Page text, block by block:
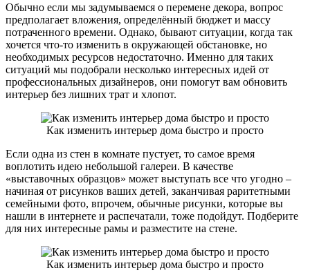
Обычно если мы задумываемся о перемене декора, вопрос
предполагает вложения, определённый бюджет и массу
потраченного времени. Однако, бывают ситуации, когда так
хочется что-то изменить в окружающей обстановке, но
необходимых ресурсов недостаточно. Именно для таких
ситуаций мы подобрали несколько интересных идей от
профессиональных дизайнеров, они помогут вам обновить
интерьер без лишних трат и хлопот.
Как изменить интерьер дома быстро и просто
Если одна из стен в комнате пустует, то самое время
воплотить идею небольшой галереи. В качестве
«выставочных образцов» может выступать все что угодно –
начиная от рисунков ваших детей, заканчивая раритетными
семейными фото, впрочем, обычные рисунки, которые вы
нашли в интернете и распечатали, тоже подойдут. Подберите
для них интересные рамы и разместите на стене.
Как изменить интерьер дома быстро и просто